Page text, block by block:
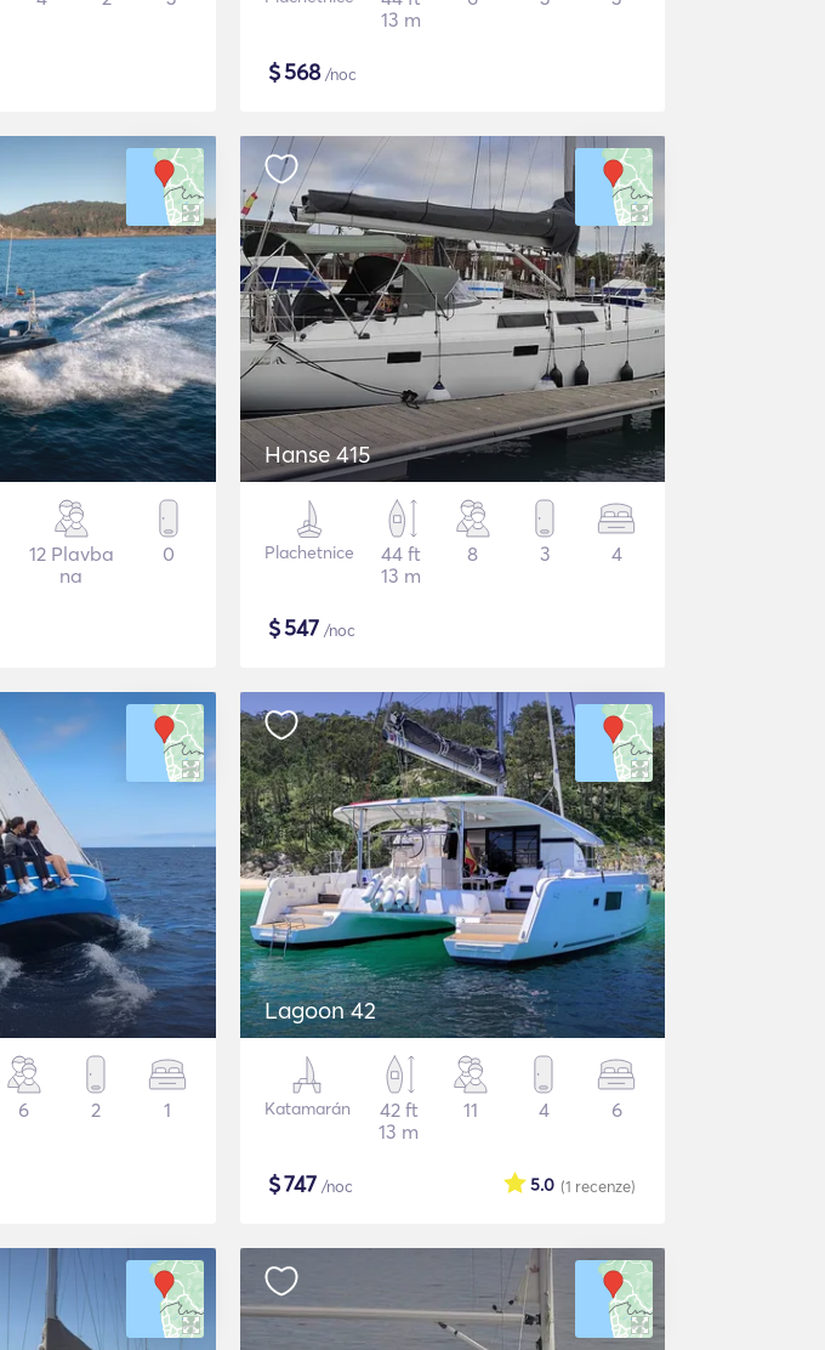
13 m
$568/noc
12 Plavba
na
0
Hanse 415
Plachetnice
44 ft
13 m
8 3 4
$547 /noc
6 2 1
Lagoon 42
Katamarán
42 ft
13 m
11 4 6
$747 /noc (1 recenze)
5.0